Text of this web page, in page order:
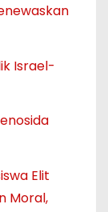
Israel-
Elit
Moral,